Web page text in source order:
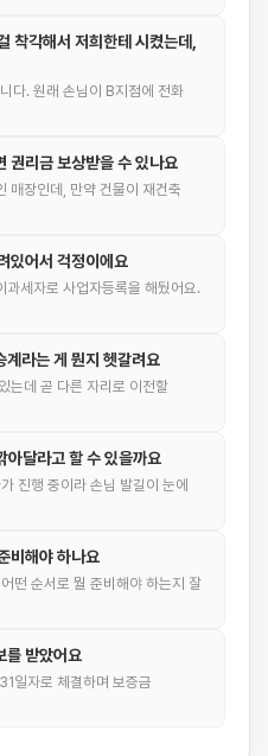
착각해서 저희한테 시켰는데,
다. 원래 손님이 B지점에 전화
권리금 보상받을 수 있나요
매장인데, 만약 건물이 재건축
있어서 걱정이에요
과세자로 사업자등록을 해뒀어요.
계라는 게 뭔지 헷갈려요
는데 곧 다른 자리로 이전할
아달라고 할 수 있을까요
진행 중이라 손님 발길이 눈에
비해야 하나요
떤 순서로 뭘 준비해야 하는지 잘
를 받았어요
일자로 체결하며 보증금